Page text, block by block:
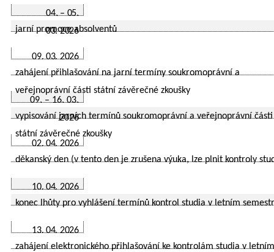
04. – 05.
03. 2026
jarní promoce absolventů
09. 03. 2026
zahájení přihlašování na jarní termíny soukromoprávní a
veřejnoprávní části státní závěrečné zkoušky
09. – 16. 03.
2026
vypisování jarních termínů soukromoprávní a veřejnoprávní části
státní závěrečné zkoušky
02. 04. 2026
děkanský den (v tento den je zrušena výuka, lze plnit kontroly
10. 04. 2026
konec lhůty pro vyhlášení termínů kontrol studia v letním
13. 04. 2026
zahájení elektronického přihlašování ke kontrolám studia v letním